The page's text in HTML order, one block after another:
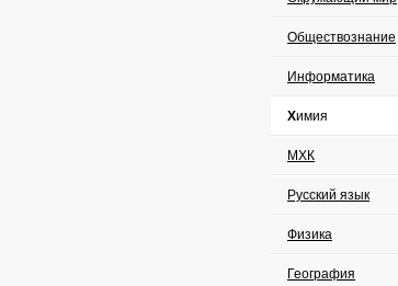
Обществознание
Информатика
Химия
МХК
Русский язык
Физика
География